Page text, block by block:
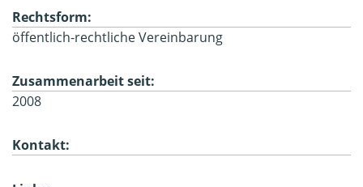
Rechtsform:
öffentlich-rechtliche Vereinbarung
Zusammenarbeit seit:
2008
Kontakt: